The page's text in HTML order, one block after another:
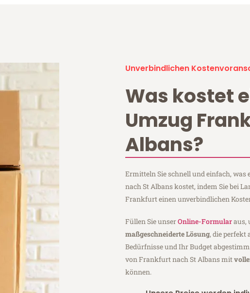
Unverbindlichen
Was kostet
Umzug
Albans?
Ermitteln Sie schnell und einfach,
nach St Albans kostet, indem Sie bei
Frankfurt einen unverbindlichen
Füllen Sie unserOnline-Formularaus,
maßgeschneiderte Lösung, die perfekt
Bedürfnisse und Ihr Budget
von Frankfurt nach St Albans mit
können.